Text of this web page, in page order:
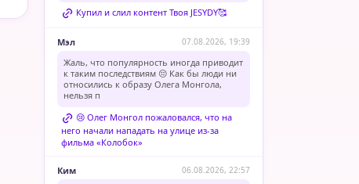
Купил и слил контент Твоя JESYDY🥰
Мэл 07.08.2026, 19:39
Жаль, что популярность иногда приводит
к таким последствиям 😔 Как бы люди ни
относились к образу Олега Монгола,
нельзя п
😢 Олег Монгол пожаловался, что на
него начали нападать на улице из-за
фильма «Колобок»
Ким 06.08.2026, 22:57